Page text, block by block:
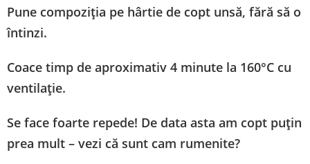
Pune compoziția pe hârtie de copt unsă, fără să o
întinzi.
Coace timp de aproximativ 4 minute la 160°C cu
ventilație.
Se face foarte repede! De data asta am copt puțin
prea mult – vezi că sunt cam rumenite?